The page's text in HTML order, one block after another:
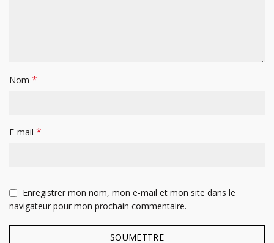
Nom *
E-mail *
Enregistrer mon nom, mon e-mail et mon site dans le
navigateur pour mon prochain commentaire.